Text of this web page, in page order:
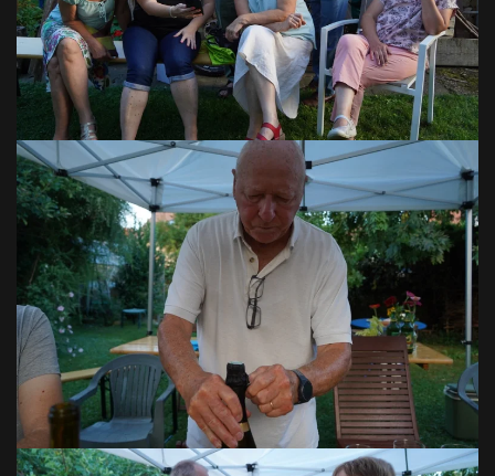
VOIR EN GRAND